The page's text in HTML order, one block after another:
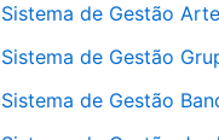
Sistema de Gestão
Sistema de Gestão
Sistema de Gestão